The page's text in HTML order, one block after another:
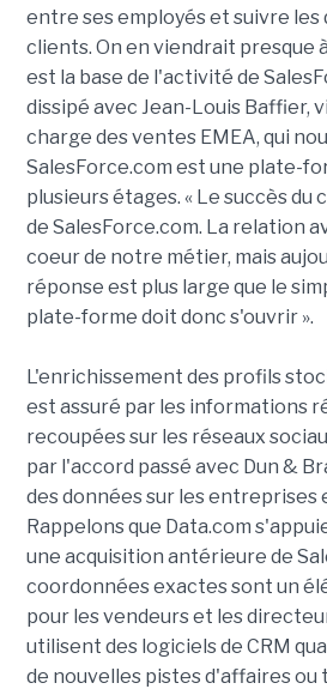
entre ses employés et suivre les
clients. On en viendrait presque
est la base de l'activité de
dissipé avec Jean-Louis Baffier,
charge des ventes EMEA, qui
SalesForce.com est une plate-
plusieurs étages. « Le succès du
de SalesForce.com. La relation
coeur de notre métier, mais
réponse est plus large que le
plate-forme doit donc s'ouvrir ».
L'enrichissement des profils
est assuré par les informations
recoupées sur les réseaux
par l'accord passé avec Dun &
des données sur les entreprises
Rappelons que Data.com
une acquisition antérieure de
coordonnées exactes sont un
pour les vendeurs et les
utilisent des logiciels de CRM
de nouvelles pistes d'affaires